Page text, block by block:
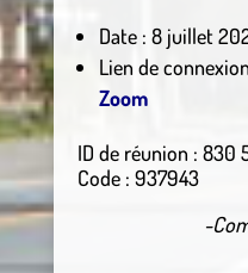
Date : 8 juillet
Lien de
Zoom
ID de réunion : 830
Code : 937943
-